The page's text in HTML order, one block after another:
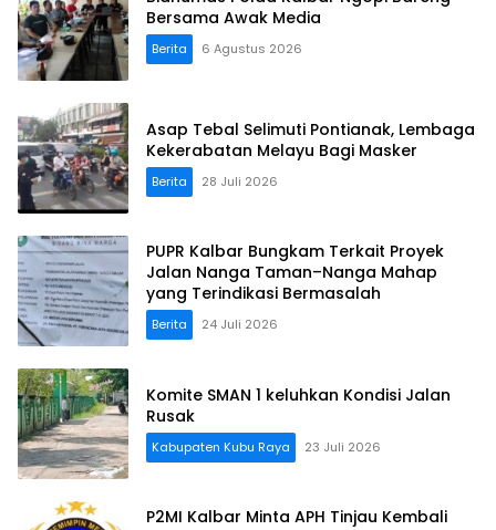
Bersama Awak Media
Berita 6 Agustus 2026
Asap Tebal Selimuti Pontianak, Lembaga
Kekerabatan Melayu Bagi Masker
Berita 28 Juli 2026
PUPR Kalbar Bungkam Terkait Proyek
Jalan Nanga Taman–Nanga Mahap
yang Terindikasi Bermasalah
Berita 24 Juli 2026
Komite SMAN 1 keluhkan Kondisi Jalan
Rusak
Kabupaten Kubu Raya 23 Juli 2026
P2MI Kalbar Minta APH Tinjau Kembali